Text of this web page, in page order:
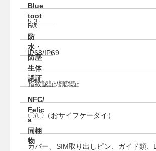
Blue
toot
h®
5.3
防
水・
防塵
IP68/IP69
生体
認証
指紋認証/顔認証
NFC/
Felic
a
〇/〇（おサイフケータイ）
同梱
物
カバー、SIM取り出しピン、ガイド類、